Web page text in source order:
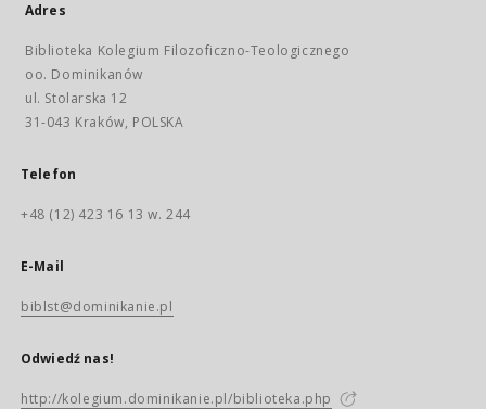
Adres
Biblioteka Kolegium Filozoficzno-Teologicznego
oo. Dominikanów
ul. Stolarska 12
31-043 Kraków, POLSKA
Telefon
+48 (12) 423 16 13 w. 244
E-Mail
biblst@dominikanie.pl
Odwiedź nas!
http://kolegium.dominikanie.pl/biblioteka.php